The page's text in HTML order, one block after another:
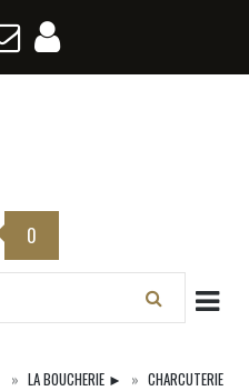
0
LA BOUCHERIE ►
CHARCUTERIE